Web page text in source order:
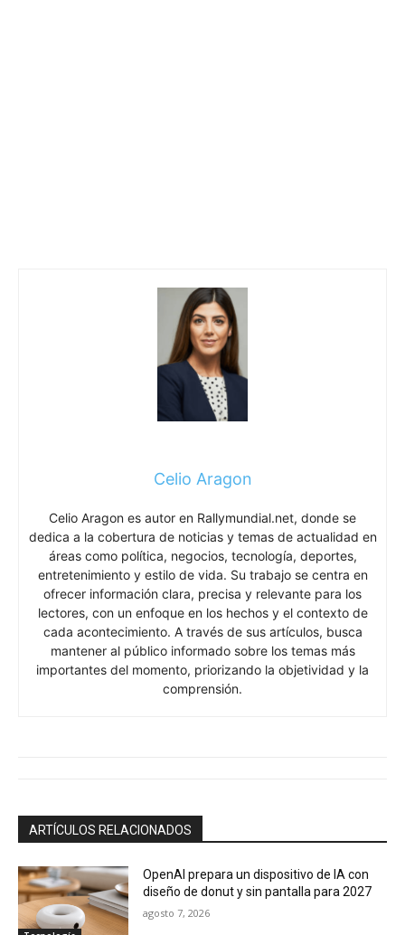
Celio Aragon
Celio Aragon es autor en Rallymundial.net, donde se
dedica a la cobertura de noticias y temas de actualidad en
áreas como política, negocios, tecnología, deportes,
entretenimiento y estilo de vida. Su trabajo se centra en
ofrecer información clara, precisa y relevante para los
lectores, con un enfoque en los hechos y el contexto de
cada acontecimiento. A través de sus artículos, busca
mantener al público informado sobre los temas más
importantes del momento, priorizando la objetividad y la
comprensión.
ARTÍCULOS RELACIONADOS
OpenAI prepara un dispositivo de IA con
diseño de donut y sin pantalla para 2027
agosto 7, 2026